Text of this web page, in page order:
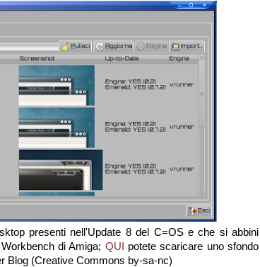
presenti nell'Update 8 del C=OS e che si abbini
di Amiga; QUI potete scaricare uno sfondo
Blog (Creative Commons by-sa-nc)